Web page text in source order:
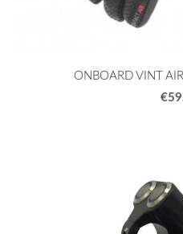
ONBOARD VINT